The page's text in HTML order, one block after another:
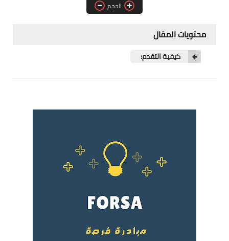
فرص عمل في العراقالحجم
محتويات المقال
كيفية التقدم: